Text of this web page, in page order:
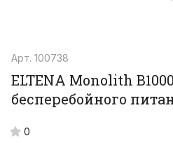
Арт. 100738
ELTENA Monolith
бесперебойного
0